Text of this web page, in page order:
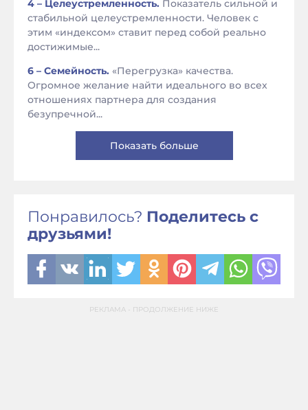
4 – Целеустремленность. Показатель сильной и
стабильной целеустремленности. Человек с
этим «индексом» ставит перед собой реально
достижимые...
6 – Семейность. «Перегрузка» качества.
Огромное желание найти идеального во всех
отношениях партнера для создания
безупречной...
Показать больше
Понравилось? Поделитесь с
друзьями!
РЕКЛАМА - ПРОДОЛЖЕНИЕ НИЖЕ